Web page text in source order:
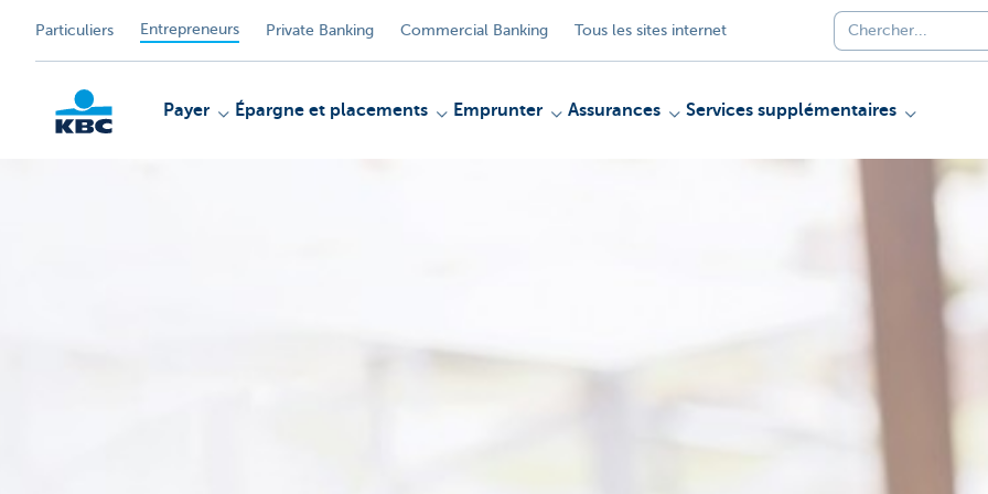
Particuliers Entrepreneurs Private Banking Commercial Banking Tous les sites internet
Payer Épargne et placements Emprunter Assurances Services supplémentaires